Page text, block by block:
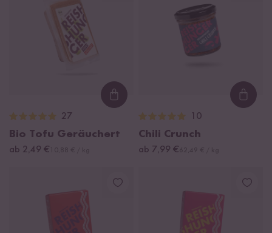
Loading...
27
Bio Tofu Geräuchert
ab 2,49 €
10
Chili Crunch
ab 7,99 €